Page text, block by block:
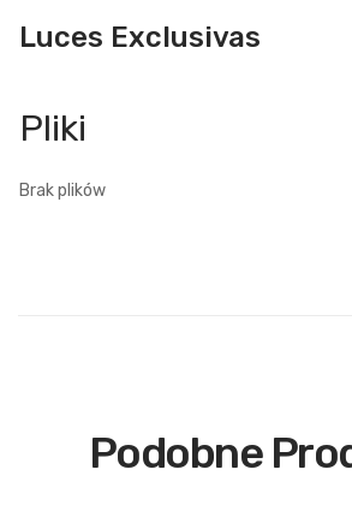
Luces Exclusivas
Brak plików
Podobne